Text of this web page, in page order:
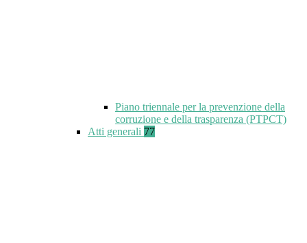
Piano triennale per la prevenzione della
corruzione e della trasparenza (PTPCT)
Atti generali 77